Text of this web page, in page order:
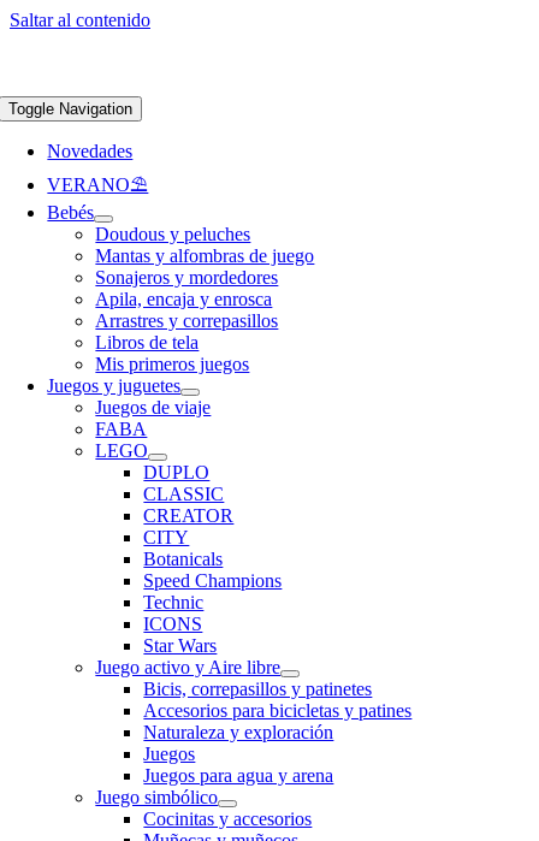
Saltar al contenido
Toggle Navigation
Novedades
VERANO⛱️​
Bebés
Doudous y peluches
Mantas y alfombras de juego
Sonajeros y mordedores
Apila, encaja y enrosca
Arrastres y correpasillos
Libros de tela
Mis primeros juegos
Juegos y juguetes
Juegos de viaje
FABA
LEGO
DUPLO
CLASSIC
CREATOR
CITY
Botanicals
Speed Champions
Technic
ICONS
Star Wars
Juego activo y Aire libre
Bicis, correpasillos y patinetes
Accesorios para bicicletas y patines
Naturaleza y exploración
Juegos
Juegos para agua y arena
Juego simbólico
Cocinitas y accesorios